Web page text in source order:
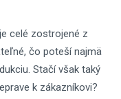
celé zostrojené z
čo poteší najmä
Stačí však taký
k zákazníkovi?